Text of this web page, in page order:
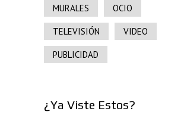
MURALES OCIO
TELEVISIÓN VIDEO
PUBLICIDAD
¿Ya Viste Estos?